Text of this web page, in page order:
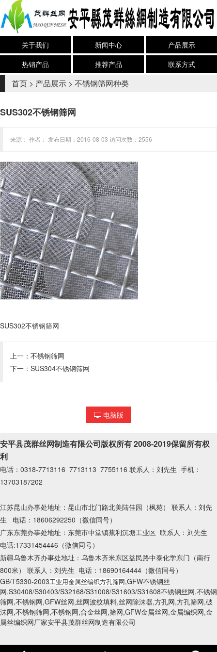
关于我们 新闻中心
产品展示
热销产品
推荐产品 联系方式
首页 > 产品展示 > 不锈钢筛网种类
SUS302不锈钢筛网
来源： 作者： 发布日期：2016-08-03 访问次数：2556
SUS302不锈钢筛网
上一： 不锈钢筛网
下一： SUS304不锈钢筛网
电脑版
安平县茂群丝网制造有限公司版权所有 2008-2019保留所有权
利
电话：0318-7713116 7713113 7755116 联系人：刘先生 手机：
13703187202
江苏昆山办事处地址：昆山市北门路北美陆佳园（枫苑） 联系人：刘先
生 电话：18606292250（微信同号）
广东东莞办事处地址：东莞市中堂镇蕉利沉塘工业区 联系人：刘先生
电话:17331454446（微信同号）
新疆乌鲁木齐办事处地址：乌鲁木齐米东区益民路中泰化学东门（南行
800米） 联系人：刘先生 电话：18690164444（微信同号）
GB/T5330-2003工业用金属丝编织方孔筛网 ,GFW不锈钢丝
网,S30408/S30403/S32168/S31008/S31603/S31608不锈钢丝网,不锈钢
筛网,不锈钢网,GFW丝网,丝网波纹填料,丝网除沫器,方孔网,方孔筛网,破
沫网,不锈钢筛网,不锈钢网,合金丝网,筛网,GFW金属丝网,金属编织网,金
属丝编织网厂家安平县茂群丝网制造有限公司